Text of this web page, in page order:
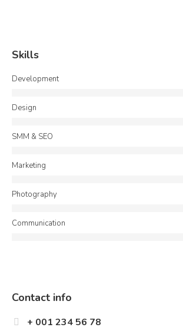
Skills
Development
Design
SMM & SEO
Marketing
Photography
Communication
Contact info
+ 001 234 56 78